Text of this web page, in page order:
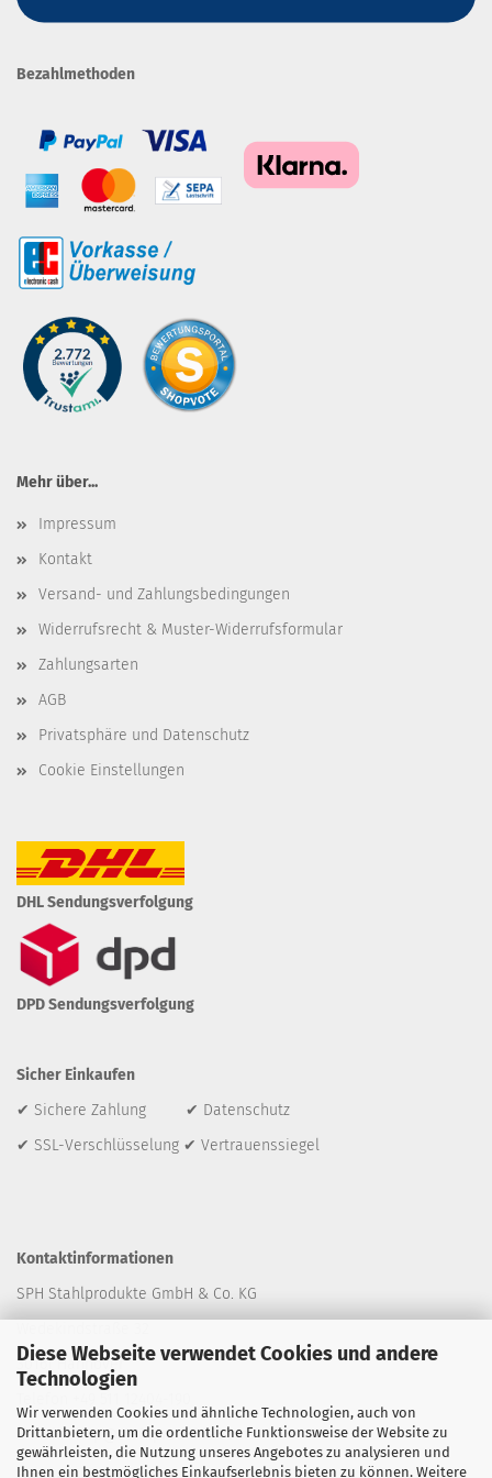
Diese Webseite verwendet Cookies und andere
Technologien
Wir verwenden Cookies und ähnliche Technologien, auch von
Drittanbietern, um die ordentliche Funktionsweise der Website zu
gewährleisten, die Nutzung unseres Angebotes zu analysieren und
Ihnen ein bestmögliches Einkaufserlebnis bieten zu können. Weitere
Bezahlmethoden
Mehr über...
Impressum
Kontakt
Versand- und Zahlungsbedingungen
Widerrufsrecht & Muster-Widerrufsformular
Zahlungsarten
AGB
Privatsphäre und Datenschutz
Cookie Einstellungen
DHL Sendungsverfolgung
DPD Sendungsverfolgung
Sicher Einkaufen
✔ Sichere Zahlung ✔ Datenschutz
✔ SSL-Verschlüsselung ✔ Vertrauenssiegel
Kontaktinformationen
SPH Stahlprodukte GmbH & Co. KG
30161 Hannover
E-Mail: shop@stahlprodukte.com